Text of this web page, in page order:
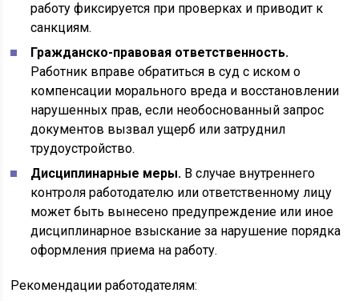
работу фиксируется при проверках и приводит к
санкциям.
Гражданско-правовая ответственность.
Работник вправе обратиться в суд с иском о
компенсации морального вреда и восстановлении
нарушенных прав, если необоснованный запрос
документов вызвал ущерб или затруднил
трудоустройство.
Дисциплинарные меры. В случае внутреннего
контроля работодателю или ответственному лицу
может быть вынесено предупреждение или иное
дисциплинарное взыскание за нарушение порядка
оформления приема на работу.
Рекомендации работодателям: